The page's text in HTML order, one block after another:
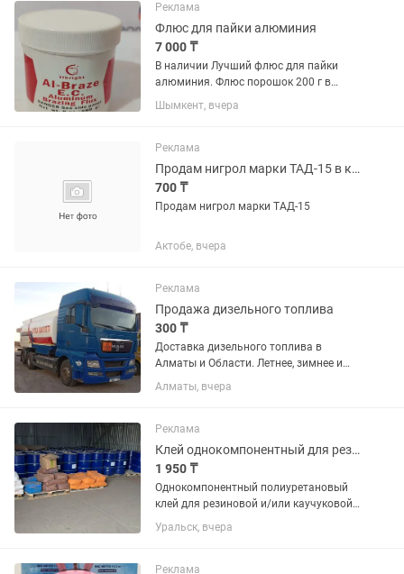
Реклама
Флюс для пайки алюминия
7 000 ₸
В наличии Лучший флюс для пайки
алюминия. Флюс порошок 200 г в
удобном контейнере.
Шымкент, вчера
Реклама
Продам нигрол марки ТАД-15 в количестве 18л
700 ₸
Продам нигрол марки ТАД-15
Актобе, вчера
Реклама
Продажа дизельного топлива
300 ₸
Доставка дизельного топлива в
Алматы и Области. Летнее, зимнее и
межсезонное дизельное топливо.
Доставка бензовозами от 1000 литров
Алматы, вчера
Реклама
Клей однокомпонентный для резиновой крошки
1 950 ₸
Однокомпонентный полиуретановый
клей для резиновой и/или каучуковой
крошки. Разработан для создания
высокопрочного, пористого, упруго-
стойкого к абразивному...
Уральск, вчера
Реклама